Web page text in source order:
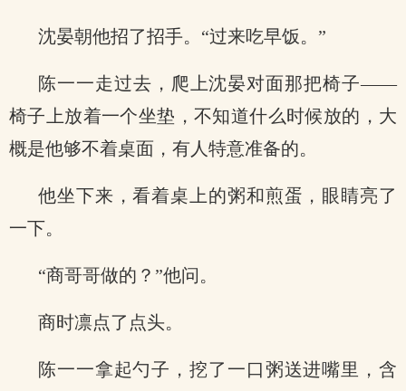
沈晏朝他招了招手。“过来吃早饭。”
陈一一走过去，爬上沈晏对面那把椅子——
椅子上放着一个坐垫，不知道什么时候放的，大
概是他够不着桌面，有人特意准备的。
他坐下来，看着桌上的粥和煎蛋，眼睛亮了
一下。
“商哥哥做的？”他问。
商时凛点了点头。
陈一一拿起勺子，挖了一口粥送进嘴里，含